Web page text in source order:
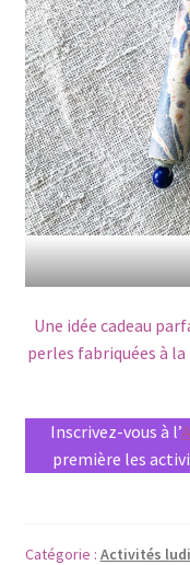
Une idée cadeau
perles fabriquées à
Inscrivez-vous à l’
première les
Catégorie : Activités